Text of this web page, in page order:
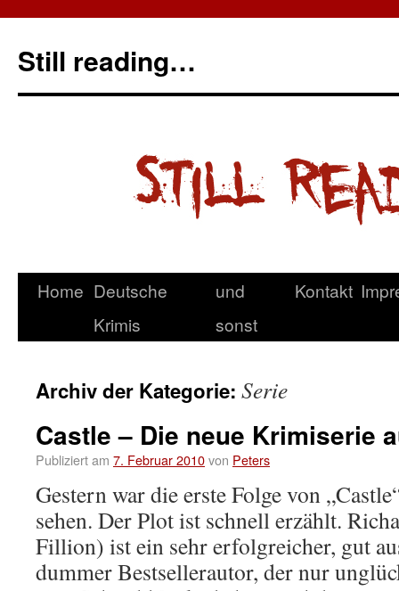
Still reading…
Home Deutsche
Krimis
und
sonst
Kontakt
Archiv der Kategorie: Serie
Castle – Die neue Krimiserie
Publiziert am 7. Februar 2010von Peters
Gestern war die erste Folge von
sehen. Der Plot ist schnell erzählt.
Fillion) ist ein sehr erfolgreicher, gut
dummer Bestsellerautor, der nur